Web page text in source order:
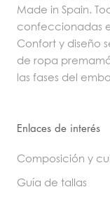
Made in Spain.
confeccionadas
Confort y diseño
de ropa
las fases del
Enlaces de interés
Composición y
Guía de tallas